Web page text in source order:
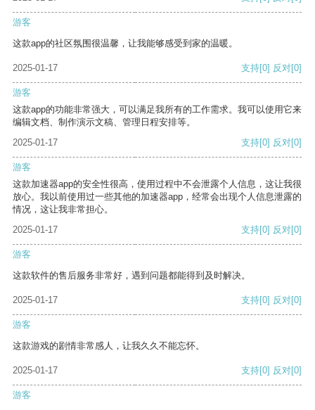
游客
这款app的社区氛围很温馨，让我能够感受到家的温暖。
2025-01-17 支持[0] 反对[0]
游客
这款app的功能非常强大，可以满足我所有的工作需求。我可以使用它来
编辑文档、制作演示文稿、管理日程安排等。
2025-01-17
支持[0] 反对[0]
游客
这款加速器app的安全性很高，使用过程中不会泄露个人信息，这让我很
放心。我以前使用过一些其他的加速器app，经常会出现个人信息泄露的
情况，这让我非常担心。
2025-01-17
支持[0] 反对[0]
游客
这款软件的售后服务非常好，遇到问题都能得到及时解决。
2025-01-17 支持[0] 反对[0]
游客
这款游戏的剧情非常感人，让我久久不能忘怀。
2025-01-17 支持[0] 反对[0]
游客